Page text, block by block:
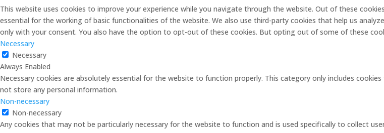
This website uses cookies to improve your experience while you navigate through the website. Out of these
essential for the working of basic functionalities of the website. We also use third-party cookies that help us
only with your consent. You also have the option to opt-out of these cookies. But opting out of some of these
Necessary
Necessary
Always Enabled
Necessary cookies are absolutely essential for the website to function properly. This category only includes
not store any personal information.
Non-necessary
Non-necessary
Any cookies that may not be particularly necessary for the website to function and is used specifically to collect